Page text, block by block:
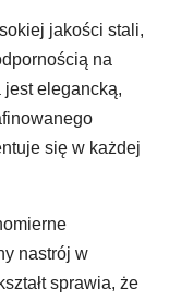
jakości stali,
na
elegancką,
się w każdej
nastrój w
sprawia, że